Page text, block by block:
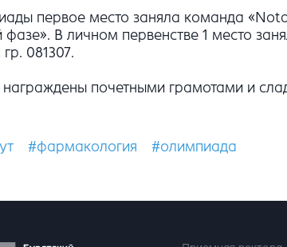
первое место заняла команда
фазе». В личном первенстве 1 место
081307.
почетными грамотами и
#фармакология #олимпиада